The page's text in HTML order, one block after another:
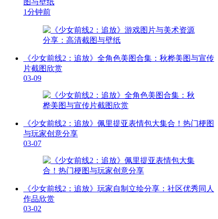
1分钟前
《少女前线2：追放》全角色美图合集：秋桦美图与宣传
片截图欣赏
03-09
《少女前线2：追放》佩里提亚表情包大集合！热门梗图
与玩家创意分享
03-07
《少女前线2：追放》玩家自制立绘分享：社区优秀同人
作品欣赏
03-02